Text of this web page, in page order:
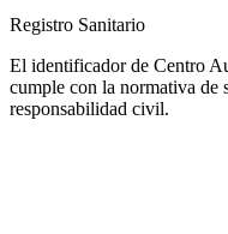
Registro Sanitario
El identificador de Centro
cumple con la normativa de
responsabilidad civil.